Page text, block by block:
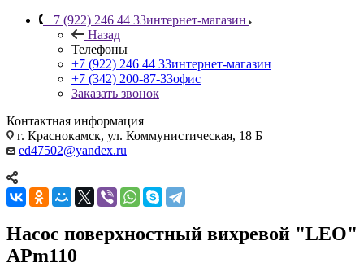
+7 (922) 246 44 33интернет-магазин
Назад
Телефоны
+7 (922) 246 44 33интернет-магазин
+7 (342) 200-87-33офис
Заказать звонок
Контактная информация
г. Краснокамск, ул. Коммунистическая, 18 Б
ed47502@yandex.ru
Насос поверхностный вихревой "LEO"
APm110